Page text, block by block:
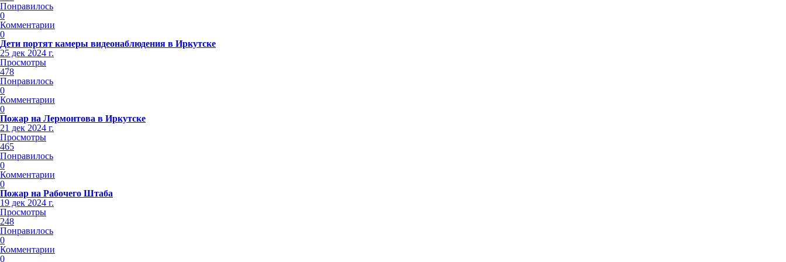
Понравилось
0
Комментарии
0
Дети портят камеры видеонаблюдения в Иркутске
25 дек 2024 г.
Просмотры
478
Понравилось
0
Комментарии
0
Пожар на Лермонтова в Иркутске
21 дек 2024 г.
Просмотры
465
Понравилось
0
Комментарии
0
Пожар на Рабочего Штаба
19 дек 2024 г.
Просмотры
248
Понравилось
0
Комментарии
0